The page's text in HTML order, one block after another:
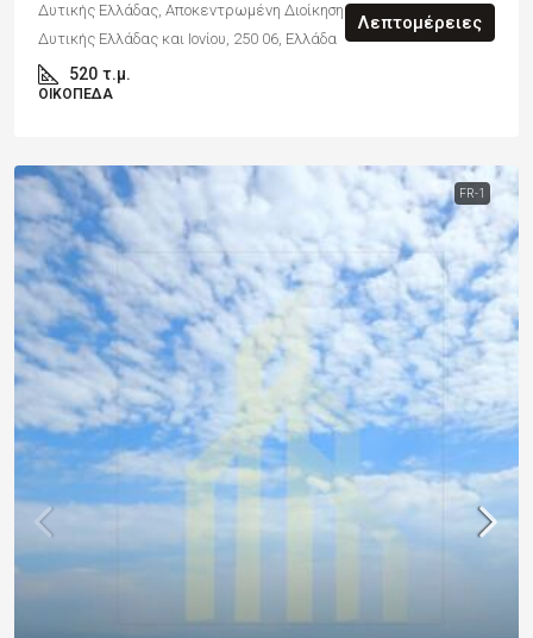
Δυτικής Ελλάδας, Αποκεντρωμένη Διοίκηση Πελοποννήσου,
Δυτικής Ελλάδας και Ιονίου, 250 06, Ελλάδα
520 τ.μ.
ΟΙΚΌΠΕΔΑ
Λεπτομέρειες
FR-1